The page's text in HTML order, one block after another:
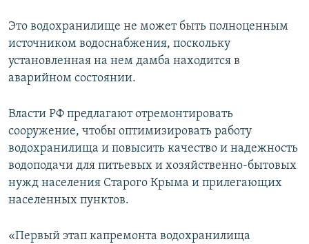
Это водохранилище не может быть полноценным
источником водоснабжения, поскольку
установленная на нем дамба находится в
аварийном состоянии.
Власти РФ предлагают отремонтировать
сооружение, чтобы оптимизировать работу
водохранилища и повысить качество и надежность
водоподачи для питьевых и хозяйственно-бытовых
нужд населения Старого Крыма и прилегающих
населенных пунктов.
«Первый этап капремонта водохранилища